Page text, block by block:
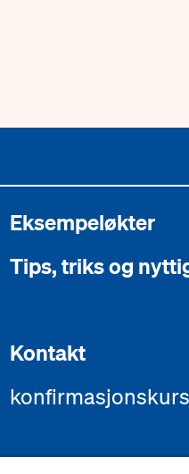
Eksempeløkter
Tips, triks og
Kontakt